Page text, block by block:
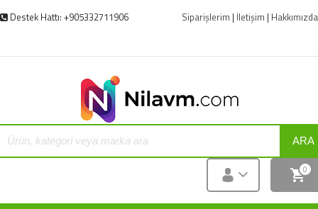
Destek Hattı: +905332711906 Siparişlerim | İletişim | Hakkımızda
ARA
0